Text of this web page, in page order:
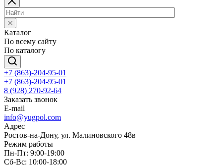
Каталог
По всему сайту
По каталогу
+7 (863)-204-95-01
+7 (863)-204-95-01
8 (928) 270-92-64
Заказать звонок
E-mail
info@yugpol.com
Адрес
Ростов-на-Дону, ул. Малиновского 48в
Режим работы
Пн-Пт: 9:00-19:00
Cб-Вс: 10:00-18:00